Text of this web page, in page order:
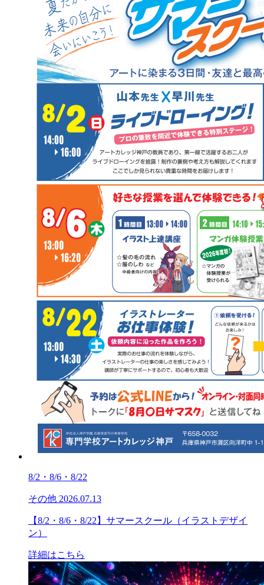
8/2・8/6・8/22
その他 2026.07.13
【8/2・8/6・8/22】サマースクール（イラストデザイ
ン）
詳細はこちら